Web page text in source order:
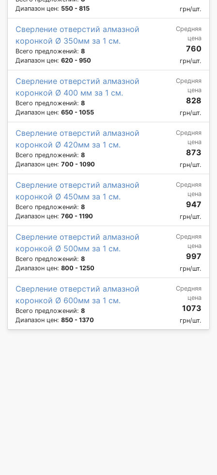
Диапазон цен: 550 - 815 грн/шт.
Сверление отверстий алмазной
коронкой Ø 350мм за 1 см.
Всего предложений: 8
Диапазон цен: 620 - 950
Средняя
цена
760
грн/шт.
Сверление отверстий алмазной
коронкой Ø 400 мм за 1 см.
Всего предложений: 8
Диапазон цен: 650 - 1055
Средняя
цена
828
грн/шт.
Сверление отверстий алмазной
коронкой Ø 420мм за 1 см.
Всего предложений: 8
Диапазон цен: 700 - 1090
Средняя
цена
873
грн/шт.
Сверление отверстий алмазной
коронкой Ø 450мм за 1 см.
Всего предложений: 8
Диапазон цен: 760 - 1190
Средняя
цена
947
грн/шт.
Сверление отверстий алмазной
коронкой Ø 500мм за 1 см.
Всего предложений: 8
Диапазон цен: 800 - 1250
Средняя
цена
997
грн/шт.
Сверление отверстий алмазной
коронкой Ø 600мм за 1 см.
Всего предложений: 8
Диапазон цен: 850 - 1370
Средняя
цена
1073
грн/шт.